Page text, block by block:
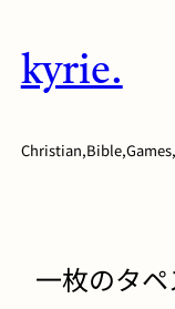
容
を
ッ
kyrie.
一枚のタ